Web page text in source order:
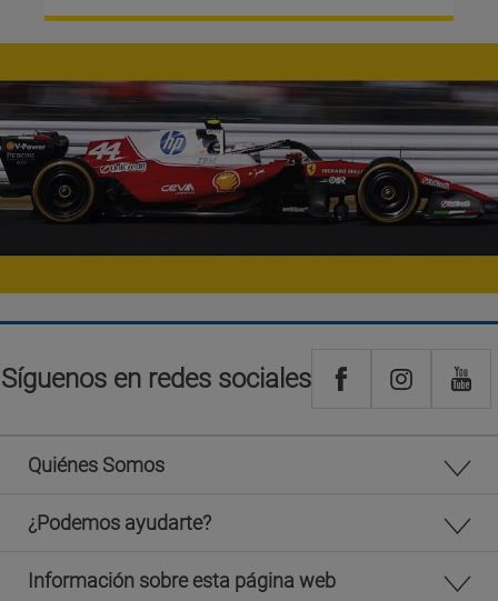
Síguenos en redes sociales
Quiénes Somos
¿Podemos ayudarte?
Información sobre esta página web